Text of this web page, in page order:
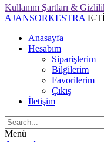
Kullanım Şartları &
AJANSORKESTRA E-
Anasayfa
Hesabım
Siparişlerim
Bilgilerim
Favorilerim
Çıkış
İletişim
Menü